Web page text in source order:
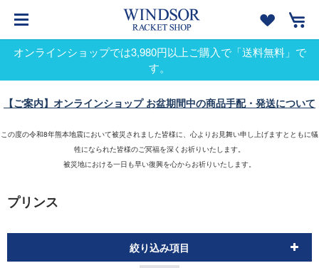
オンラインショップでは3,980円以上ご購入で「送料無料」で
す。
【ご案内】オンラインショップ お盆期間中の商品手配・発送について
この度の令和8年熊本地震において被災されました皆様に、心よりお見舞い申し上げますとともに犠
牲になられた皆様のご冥福を深くお祈りいたします。
被災地における一日も早い復興を心からお祈りいたします。
プリンス
絞り込み項目